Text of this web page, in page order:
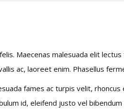
Maecenas malesuada elit
ac, laoreet enim. Phasellus
fames ac turpis velit,
id, eleifend justo vel